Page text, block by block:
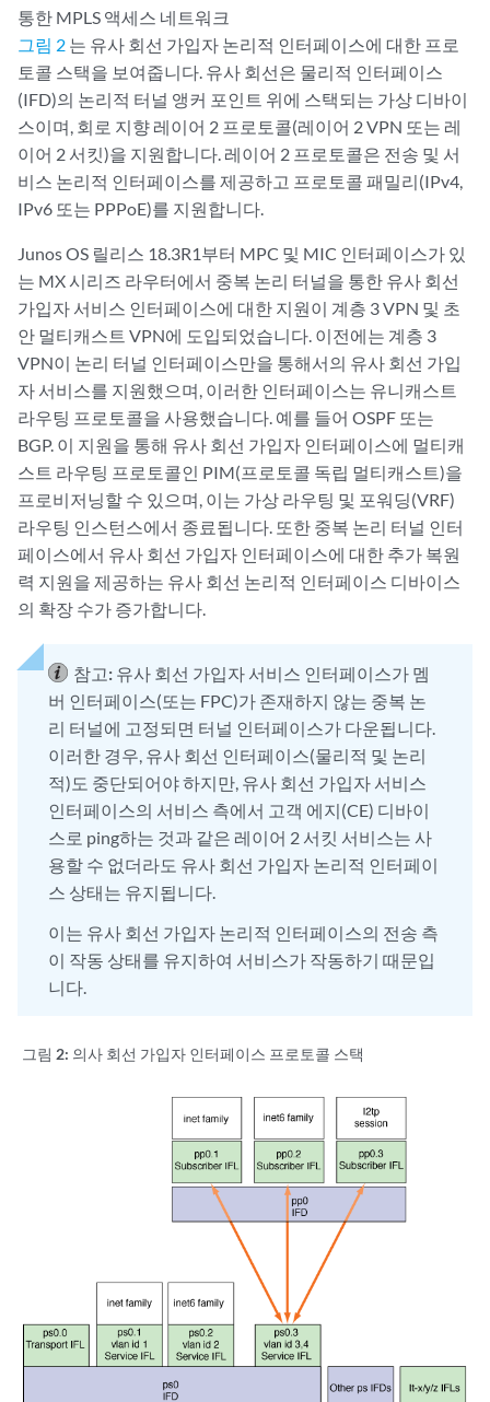
통한 MPLS 액세스 네트워크
그림 2 는 유사 회선 가입자 논리적 인터페이스에 대한 프로
토콜 스택을 보여줍니다. 유사 회선은 물리적 인터페이스
(IFD)의 논리적 터널 앵커 포인트 위에 스택되는 가상 디바이
스이며, 회로 지향 레이어 2 프로토콜(레이어 2 VPN 또는 레
이어 2 서킷)을 지원합니다. 레이어 2 프로토콜은 전송 및 서
비스 논리적 인터페이스를 제공하고 프로토콜 패밀리(IPv4,
IPv6 또는 PPPoE)를 지원합니다.
Junos OS 릴리스 18.3R1부터 MPC 및 MIC 인터페이스가 있
는 MX 시리즈 라우터에서 중복 논리 터널을 통한 유사 회선
가입자 서비스 인터페이스에 대한 지원이 계층 3 VPN 및 초
안 멀티캐스트 VPN에 도입되었습니다. 이전에는 계층 3
VPN이 논리 터널 인터페이스만을 통해서의 유사 회선 가입
자 서비스를 지원했으며, 이러한 인터페이스는 유니캐스트
라우팅 프로토콜을 사용했습니다. 예를 들어 OSPF 또는
BGP. 이 지원을 통해 유사 회선 가입자 인터페이스에 멀티캐
스트 라우팅 프로토콜인 PIM(프로토콜 독립 멀티캐스트)을
프로비저닝할 수 있으며, 이는 가상 라우팅 및 포워딩(VRF)
라우팅 인스턴스에서 종료됩니다. 또한 중복 논리 터널 인터
페이스에서 유사 회선 가입자 인터페이스에 대한 추가 복원
력 지원을 제공하는 유사 회선 논리적 인터페이스 디바이스
의 확장 수가 증가합니다.
참고: 유사 회선 가입자 서비스 인터페이스가 멤
버 인터페이스(또는 FPC)가 존재하지 않는 중복 논
리 터널에 고정되면 터널 인터페이스가 다운됩니다.
이러한 경우, 유사 회선 인터페이스(물리적 및 논리
적)도 중단되어야 하지만, 유사 회선 가입자 서비스
인터페이스의 서비스 측에서 고객 에지(CE) 디바이
스로 ping하는 것과 같은 레이어 2 서킷 서비스는 사
용할 수 없더라도 유사 회선 가입자 논리적 인터페이
스 상태는 유지됩니다.
이는 유사 회선 가입자 논리적 인터페이스의 전송 측
이 작동 상태를 유지하여 서비스가 작동하기 때문입
니다.
그림 2: 의사 회선 가입자 인터페이스 프로토콜 스택